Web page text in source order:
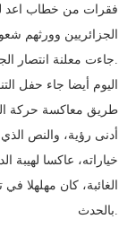
فقرات من خطاب اعد
الجزائريين وورثهم
جاءت معلنة انتصار الجزائريين لكرامتهم.
اليوم أيضا جاء حفل
طريق معاكسة حركة
أدنى رؤية، والنص
خياراته، عاكسا لهيبة
الغائبة، كان مهلهلا
بالحدث.